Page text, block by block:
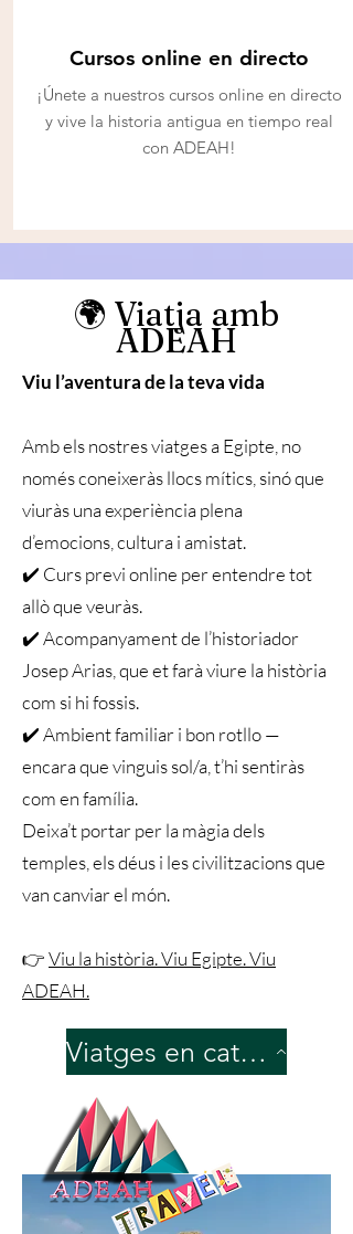
Cursos online en directo
¡Únete a nuestros cursos online en directo
y vive la historia antigua en tiempo real
con ADEAH!
🌍 Viatja amb
ADEAH
Viu l’aventura de la teva vida
Amb els nostres viatges a Egipte, no
només coneixeràs llocs mítics, sinó que
viuràs una experiència plena
d’emocions, cultura i amistat.
✔️ Curs previ online per entendre tot
allò que veuràs.
✔️ Acompanyament de l’historiador
Josep Arias, que et farà viure la història
com si hi fossis.
✔️ Ambient familiar i bon rotllo —
encara que vinguis sol/a, t’hi sentiràs
com en família.
Deixa’t portar per la màgia dels
temples, els déus i les civilitzacions que
van canviar el món.
👉Viu la història. Viu Egipte. Viu
ADEAH.
Viatges en català